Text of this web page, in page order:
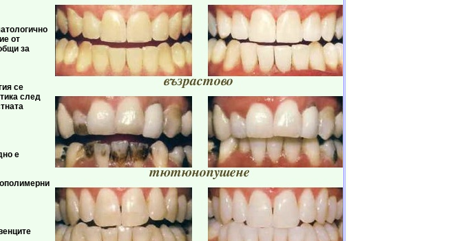
от
за
се
след
е